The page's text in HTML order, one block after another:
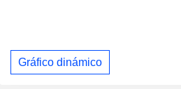
Gráfico dinámico